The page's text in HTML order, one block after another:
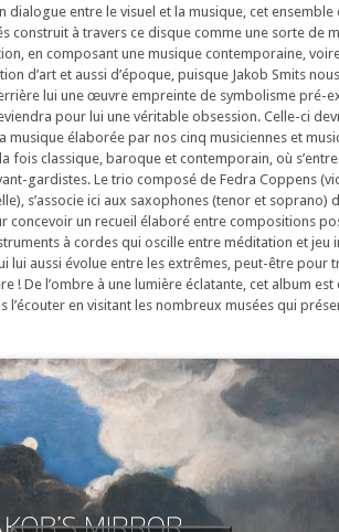
dialogue entre le visuel et la musique, cet ensemble
construit à travers ce disque comme une sorte de
en composant une musique contemporaine,
d’art et aussi d’époque, puisque Jakob Smits
lui une œuvre empreinte de symbolisme pré-
pour lui une véritable obsession. Celle-ci
musique élaborée par nos cinq musiciennes et
fois classique, baroque et contemporain, où
gardistes. Le trio composé de Fedra Coppens
s’associe ici aux saxophones (tenor et soprano)
concevoir un recueil élaboré entre compositions
à cordes qui oscille entre méditation et jeu
lui aussi évolue entre les extrêmes, peut-être pour
! De l’ombre à une lumière éclatante, cet album
en visitant les nombreux musées qui